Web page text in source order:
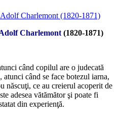
Charlemont (1820-1871)
când copilul are o judecată
atunci când se face botezul iarna,
născuţi, ce au creierul acoperit de
adesea vătămător şi poate fi
din experienţă.